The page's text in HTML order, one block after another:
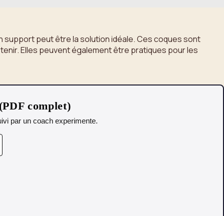
support peut être la solution idéale. Ces coques sont
Elles peuvent également être pratiques pour les
complet)
par un coach experimente.